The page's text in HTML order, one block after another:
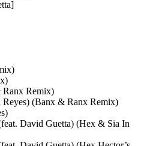
Ranx Remix)
Reyes) (Banx & Ranx Remix)
David Guetta) (Hex & Sia In